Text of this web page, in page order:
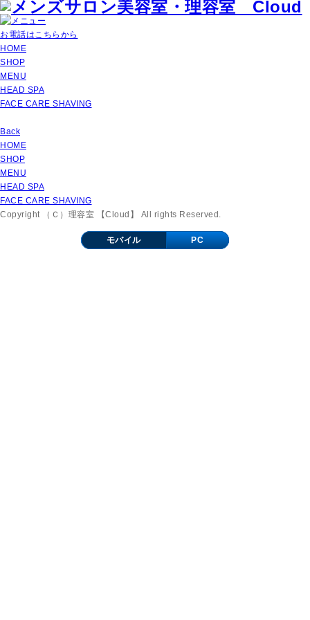
お電話はこちらから
HOME
SHOP
MENU
HEAD SPA
FACE CARE SHAVING
Back
HOME
SHOP
MENU
HEAD SPA
FACE CARE SHAVING
Copyright （Ｃ）理容室 【Cloud】 All rights Reserved.
モバイル PC